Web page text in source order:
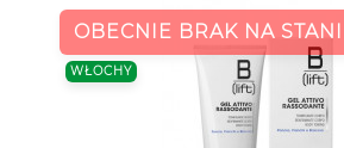
OBECNIE BRAK NA
WŁOCHY